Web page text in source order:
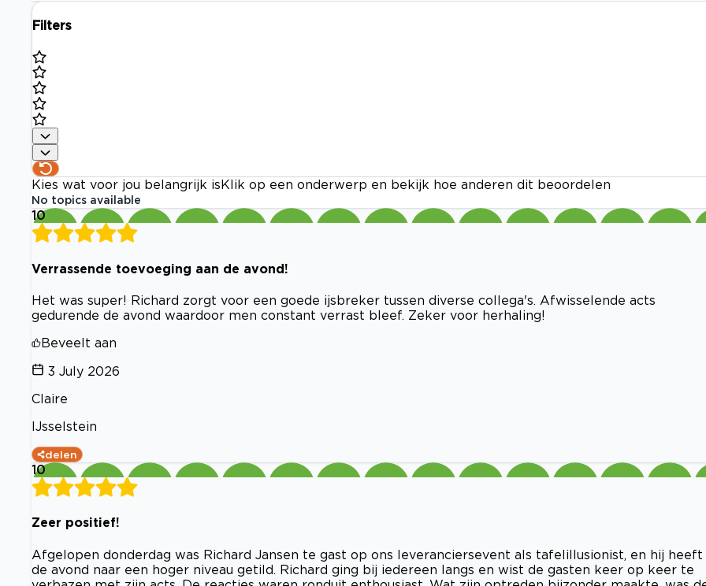
Filters
Kies wat voor jou belangrijk is Klik op een onderwerp en bekijk hoe anderen dit beoordelen
No topics available
10
Verrassende toevoeging aan de avond!
Het was super! Richard zorgt voor een goede ijsbreker tussen diverse collega's. Afwisselende acts
gedurende de avond waardoor men constant verrast bleef. Zeker voor herhaling!
Beveelt aan
3 July 2026
Claire
IJsselstein
delen
10
Zeer positief!
Afgelopen donderdag was Richard Jansen te gast op ons leveranciersevent als tafelillusionist, en hij heeft
de avond naar een hoger niveau getild. Richard ging bij iedereen langs en wist de gasten keer op keer te